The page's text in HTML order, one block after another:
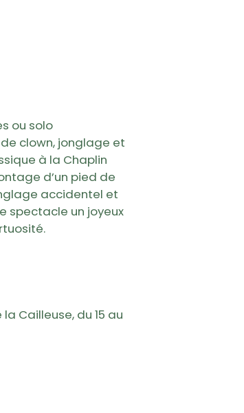
ou solo
clown, jonglage et
à la Chaplin
d’un pied de
accidentel et
spectacle un joyeux
Cailleuse, du 15 au